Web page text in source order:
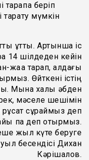
беріп
мүмкін
ұттық. Артынша іс
14 шілдеден кейін
жаққа тарап, алдағы
Өйткені істің
Мына халық әбден
мәселе шешімін
сұраймыз деп
па деп отырмыз.
жыл күте беруге
бесендісі Дихан
Кәрішалов.